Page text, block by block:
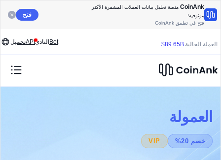
CoinAnk منصة تحليل بيانات العملات المشفرة الأكثر
موثوقية!
فتح في تطبيق CoinAnk
فتح
العملة الحالية $89.65B
BotالناديAPIتحميل
العمولة
خصم 20% VIP